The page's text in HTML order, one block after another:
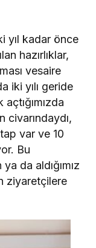
yıl kadar önce
hazırlıklar,
vesaire
iki yılı geride
civarındaydı,
var ve 10
Bu
da aldığımız
ziyaretçilere